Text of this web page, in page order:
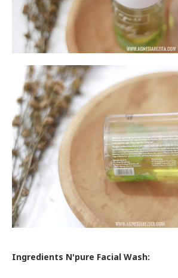
Ingredients N'pure Facial Wash: